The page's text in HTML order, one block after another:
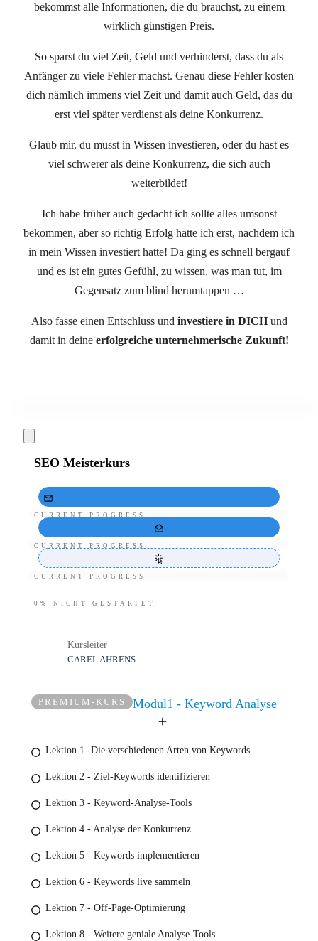
bekommst alle Informationen, die du brauchst, zu einem
wirklich günstigen Preis.
So sparst du viel Zeit, Geld und verhinderst, dass du als
Anfänger zu viele Fehler machst. Genau diese Fehler kosten
dich nämlich immens viel Zeit und damit auch Geld, das du
erst viel später verdienst als deine Konkurrenz.
Glaub mir, du musst in Wissen investieren, oder du hast es
viel schwerer als deine Konkurrenz, die sich auch
weiterbildet!
Ich habe früher auch gedacht ich sollte alles umsonst
bekommen, aber so richtig Erfolg hatte ich erst, nachdem ich
in mein Wissen investiert hatte! Da ging es schnell bergauf
und es ist ein gutes Gefühl, zu wissen, was man tut, im
Gegensatz zum blind herumtappen …
Also fasse einen Entschluss und investiere in DICHund
damit in deine erfolgreiche unternehmerische Zukunft!
SEO Meisterkurs
CURRENT PROGRESS
CURRENT PROGRESS
CURRENT PROGRESS
0% NICHT GESTARTET
Kursleiter
CAREL AHRENS
PREMIUM-KURS Modul1 - Keyword Analyse
Lektion 1 -Die verschiedenen Arten von Keywords
Lektion 2 - Ziel-Keywords identifizieren
Lektion 3 - Keyword-Analyse-Tools
Lektion 4 - Analyse der Konkurrenz
Lektion 5 - Keywords implementieren
Lektion 6 - Keywords live sammeln
Lektion 7 - Off-Page-Optimierung
Lektion 8 - Weitere geniale Analyse-Tools